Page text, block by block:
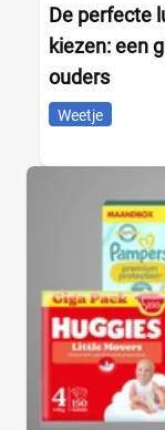
De perfecte
kiezen: een
ouders
Weetje